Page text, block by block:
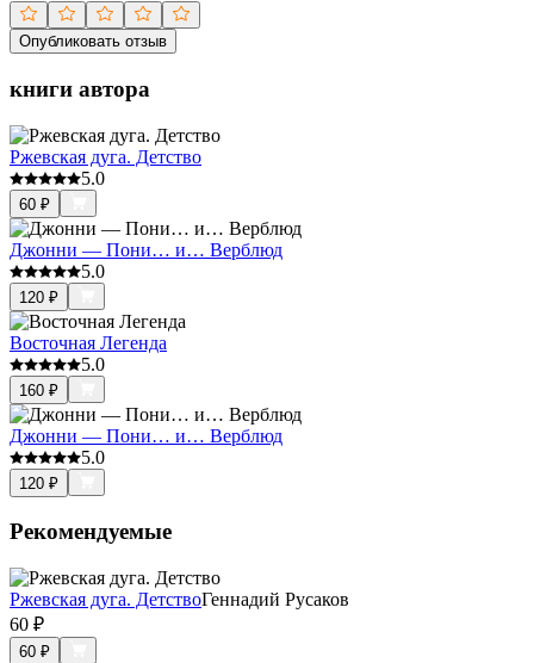
Опубликовать отзыв
книги автора
Ржевская дуга. Детство
5.0
60 ₽
Джонни — Пони… и… Верблюд
5.0
120 ₽
Восточная Легенда
5.0
160 ₽
Джонни — Пони… и… Верблюд
5.0
120 ₽
Рекомендуемые
Ржевская дуга. ДетствоГеннадий Русаков
60 ₽
60 ₽